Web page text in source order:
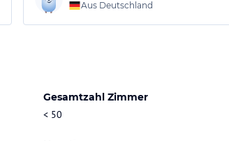
Aus Deutschland
Gesamtzahl Zimmer
< 50